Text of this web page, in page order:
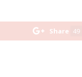
Share 49